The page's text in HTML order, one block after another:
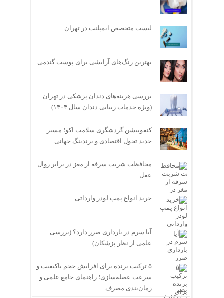
لیست متخصص ایمپلنت در تهران
بهترین رنگ‌های آرایشی برای پوست گندمی
بررسی هزینه‌های دندان پزشکی در تهران
(ویژه خدمات زیبایی دندان سال ۱۴۰۴)
کنفوبیشن گردشگری سلامت اکو؛ مسیر
جدید تحول اقتصادی و برندینگ جهانی
محافظت شربت سرفه از مغز در برابر زوال
عقل
خرید انواع پمپ لودر وارداتی
آیا سرم در بارداری ضرر دارد؟ (بررسی
علمی از نظر پزشکان)
۵ ترکیب برنده برای افزایش حجم باکیفیت و
سرعت عضله‌سازی؛ راهنمای جامع علمی و
زمان‌بندی مصرف